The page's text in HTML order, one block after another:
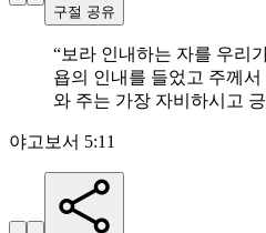
구절 공유
“보라 인내하는 자를 우리
욥의 인내를 들었고 주께서
와 주는 가장 자비하시고
야고보서 5:11